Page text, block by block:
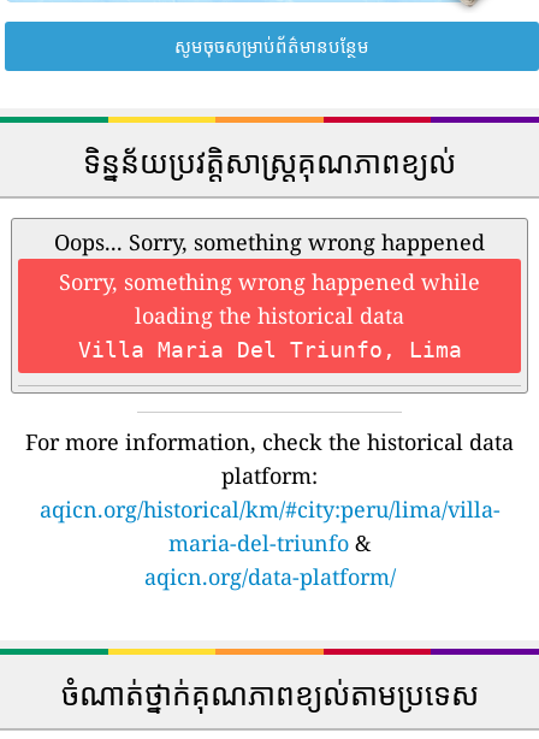
សូមចុចសម្រាប់ព័ត៌មានបន្ថែម
ទិន្នន័យប្រវត្តិសាស្រ្តគុណភាពខ្យល់
Oops... Sorry, something wrong happened
Sorry, something wrong happened while
loading the historical data
Villa Maria Del Triunfo, Lima
For more information, check the historical data
platform:
aqicn.org/historical/km/#city:peru/lima/villa-
maria-del-triunfo &
aqicn.org/data-platform/
ចំណាត់ថ្នាក់គុណភាពខ្យល់តាមប្រទេស